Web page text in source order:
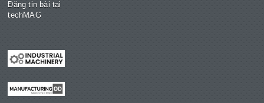
Đăng tin bài tại
techMAG